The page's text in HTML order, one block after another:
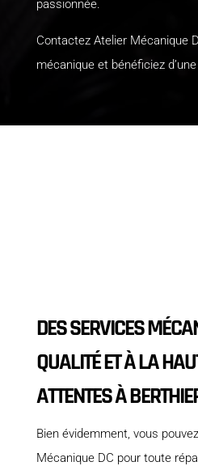
passionnée.
Contactez Atelier Mécanique
mécanique et bénéficiez d’une
DES SERVICES
QUALITÉ ET À LA
ATTENTES À
Bien évidemment, vous
Mécanique DC pour toute